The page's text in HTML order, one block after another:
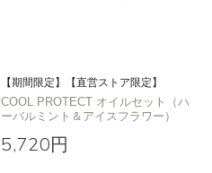
【期間限定】【直営ストア限定】
COOL PROTECT オイルセット（ハ
ーバルミント＆アイスフラワー）
5,720円